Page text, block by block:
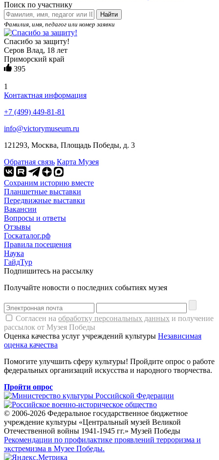
Поиск по участнику
Найти
Фамилия, имя, педагог или номер заявки
Спасибо за защиту!
Серов Влад, 18 лет
Приморский край
395
1
Контактная информация
+7 (499) 449-81-81
info@victorymuseum.ru
121293, Москва, Площадь Победы, д. 3
Обратная связь Карта Музея
Сохраним историю вместе
Планшетные выставки
Передвижные выставки
Вакансии
Вопросы и ответы
Отзывы
Госкаталог.рф
Правила посещения
Наука
ГайдТур
Подпишитесь на рассылку
Получайте новости о последних событиях музея
Согласен на обработку персональных данных и получение
рассылок от Музея Победы
Оценка качества услуг учреждений культуры Независимая
оценка качества
Помогите улучшить сферу культуры! Пройдите опрос о работе
федеральных организаций искусства и народного творчества.
Пройти опрос
© 2006-2026 Федеральное государственное бюджетное
учреждение культуры «Центральный музей Великой
Отечественной войны 1941-1945 гг.» Музей Победы
Рекомендации по профилактике проявлений терроризма и
экстремизма в Музее Победы.